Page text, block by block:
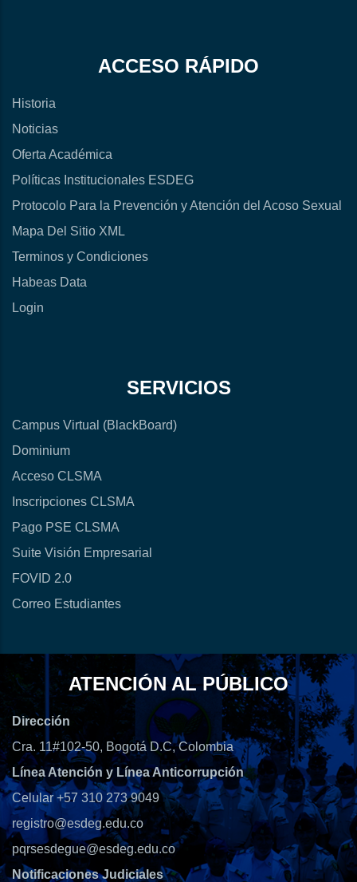
ACCESO RÁPIDO
Historia
Noticias
Oferta Académica
Políticas Institucionales ESDEG
Protocolo Para la Prevención y Atención del Acoso Sexual
Mapa Del Sitio XML
Terminos y Condiciones
Habeas Data
Login
SERVICIOS
Campus Virtual (BlackBoard)
Dominium
Acceso CLSMA
Inscripciones CLSMA
Pago PSE CLSMA
Suite Visión Empresarial
FOVID 2.0
Correo Estudiantes
ATENCIÓN AL PÚBLICO
Dirección
Cra. 11#102-50, Bogotá D.C, Colombia
Línea Atención y Línea Anticorrupción
Celular +57 310 273 9049
registro@esdeg.edu.co
pqrsesdegue@esdeg.edu.co
Notificaciones Judiciales